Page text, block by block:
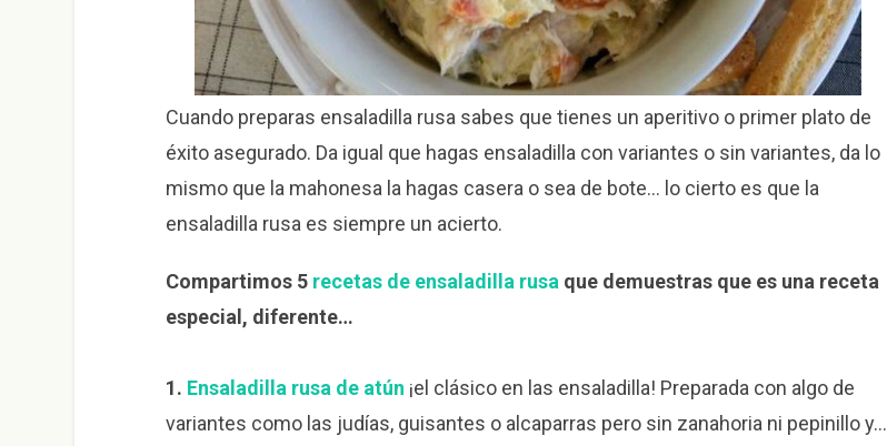
Cuando preparas ensaladilla rusa sabes que tienes un aperitivo o primer plato de
éxito asegurado. Da igual que hagas ensaladilla con variantes o sin variantes, da lo
mismo que la mahonesa la hagas casera o sea de bote… lo cierto es que la
ensaladilla rusa es siempre un acierto.
Compartimos 5 recetas de ensaladilla rusa que demuestras que es una receta
especial, diferente…
1. Ensaladilla rusa de atún ¡el clásico en las ensaladilla! Preparada con algo de
variantes como las judías, guisantes o alcaparras pero sin zanahoria ni pepinillo y…